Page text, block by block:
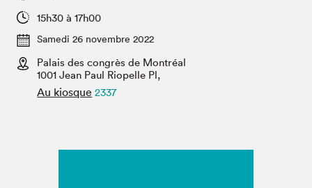
Espace exposant⋅e⋅s
Espace enseignant·e·s
Espace médias
Projets partenaires
15h30 à 17h00
Samedi 26 novembre 2022
Palais des congrès de Montréal
1001 Jean Paul Riopelle Pl,
Au kiosque 2337